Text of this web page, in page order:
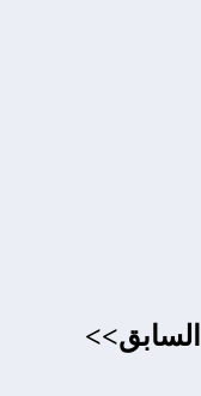
السابق>>